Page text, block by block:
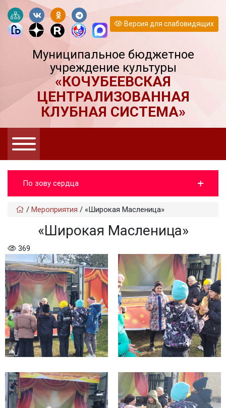
Версия для слабовидящих
Муниципальное бюджетное
учреждение культуры
«КОЧУБЕЕВСКАЯ
ЦЕНТРАЛИЗОВАННАЯ
КЛУБНАЯ СИСТЕМА»
По зову сердца
/ Мероприятия / «Широкая Масленица»
«Широкая Масленица»
369